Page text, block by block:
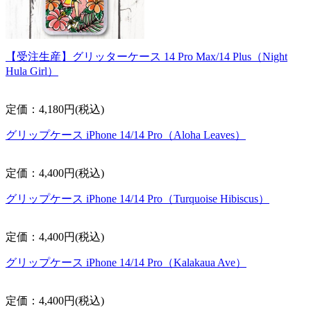
【受注生産】グリッターケース 14 Pro Max/14 Plus（Night
Hula Girl）
定価：4,180円(税込)
グリップケース iPhone 14/14 Pro（Aloha Leaves）
定価：4,400円(税込)
グリップケース iPhone 14/14 Pro（Turquoise Hibiscus）
定価：4,400円(税込)
グリップケース iPhone 14/14 Pro（Kalakaua Ave）
定価：4,400円(税込)